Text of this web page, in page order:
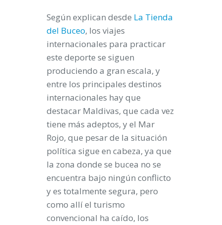
Según explican desde La Tienda
del Buceo, los viajes
internacionales para practicar
este deporte se siguen
produciendo a gran escala, y
entre los principales destinos
internacionales hay que
destacar Maldivas, que cada vez
tiene más adeptos, y el Mar
Rojo, que pesar de la situación
política sigue en cabeza, ya que
la zona donde se bucea no se
encuentra bajo ningún conflicto
y es totalmente segura, pero
como allí el turismo
convencional ha caído, los